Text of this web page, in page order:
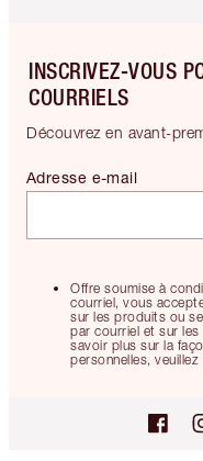
INSCRIVEZ-VOUS
COURRIELS
Découvrez en avant-
Offre soumise à
courriel, vous
sur les produits ou
par courriel et sur
savoir plus sur la
personnelles,
Adresse e-mail